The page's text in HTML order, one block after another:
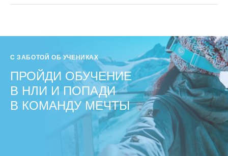
С ЗАБОТОЙ ОБ УЧЕНИКАХ
ПРОЙДИ ОБУЧЕНИЕ
В НЛИ И ПОПАДИ
В КОМАНДУ МЕЧТЫ